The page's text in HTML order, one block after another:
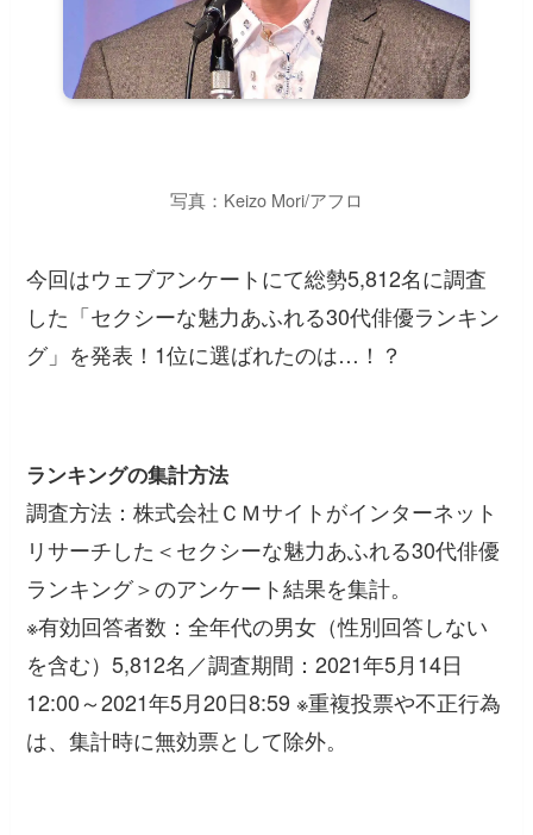
写真：Keizo Mori/アフロ
今回はウェブアンケートにて総勢5,812名に調査
した「セクシーな魅力あふれる30代俳優ランキン
グ」を発表！1位に選ばれたのは…！？
ランキングの集計方法
調査方法：株式会社ＣＭサイトがインターネット
リサーチした＜セクシーな魅力あふれる30代俳優
ランキング＞のアンケート結果を集計。
※有効回答者数：全年代の男女（性別回答しない
を含む）5,812名／調査期間：2021年5月14日
12:00～2021年5月20日8:59 ※重複投票や不正行為
は、集計時に無効票として除外。